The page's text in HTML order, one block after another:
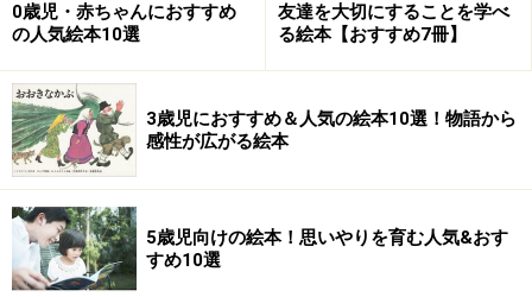
0歳児・赤ちゃんにおすすめ
の人気絵本10選
友達を大切にすることを学べ
る絵本【おすすめ7冊】
3歳児におすすめ＆人気の絵本10選！物語から
感性が広がる絵本
5歳児向けの絵本！思いやりを育む人気&おす
すめ10選